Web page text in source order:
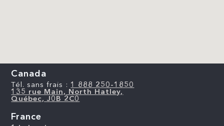
Canada
Tél. sans frais : 1 888 250-1850
135 rue Main, North Hatley,
Québec, J0B 2C0
France